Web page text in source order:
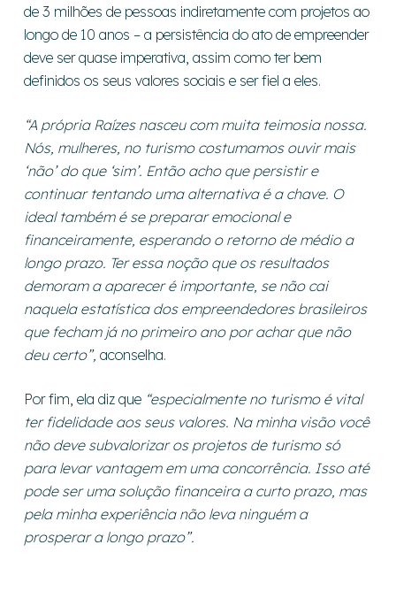
de 3 milhões de pessoas indiretamente com projetos ao
longo de 10 anos – a persistência do ato de empreender
deve ser quase imperativa, assim como ter bem
definidos os seus valores sociais e ser fiel a eles.
“A própria Raízes nasceu com muita teimosia nossa.
Nós, mulheres, no turismo costumamos ouvir mais
‘não’ do que ‘sim’. Então acho que persistir e
continuar tentando uma alternativa é a chave. O
ideal também é se preparar emocional e
financeiramente, esperando o retorno de médio a
longo prazo. Ter essa noção que os resultados
demoram a aparecer é importante, se não cai
naquela estatística dos empreendedores brasileiros
que fecham já no primeiro ano por achar que não
deu certo”, aconselha.
Por fim, ela diz que“especialmente no turismo é vital
ter fidelidade aos seus valores. Na minha visão você
não deve subvalorizar os projetos de turismo só
para levar vantagem em uma concorrência. Isso até
pode ser uma solução financeira a curto prazo, mas
pela minha experiência não leva ninguém a
prosperar a longo prazo”.